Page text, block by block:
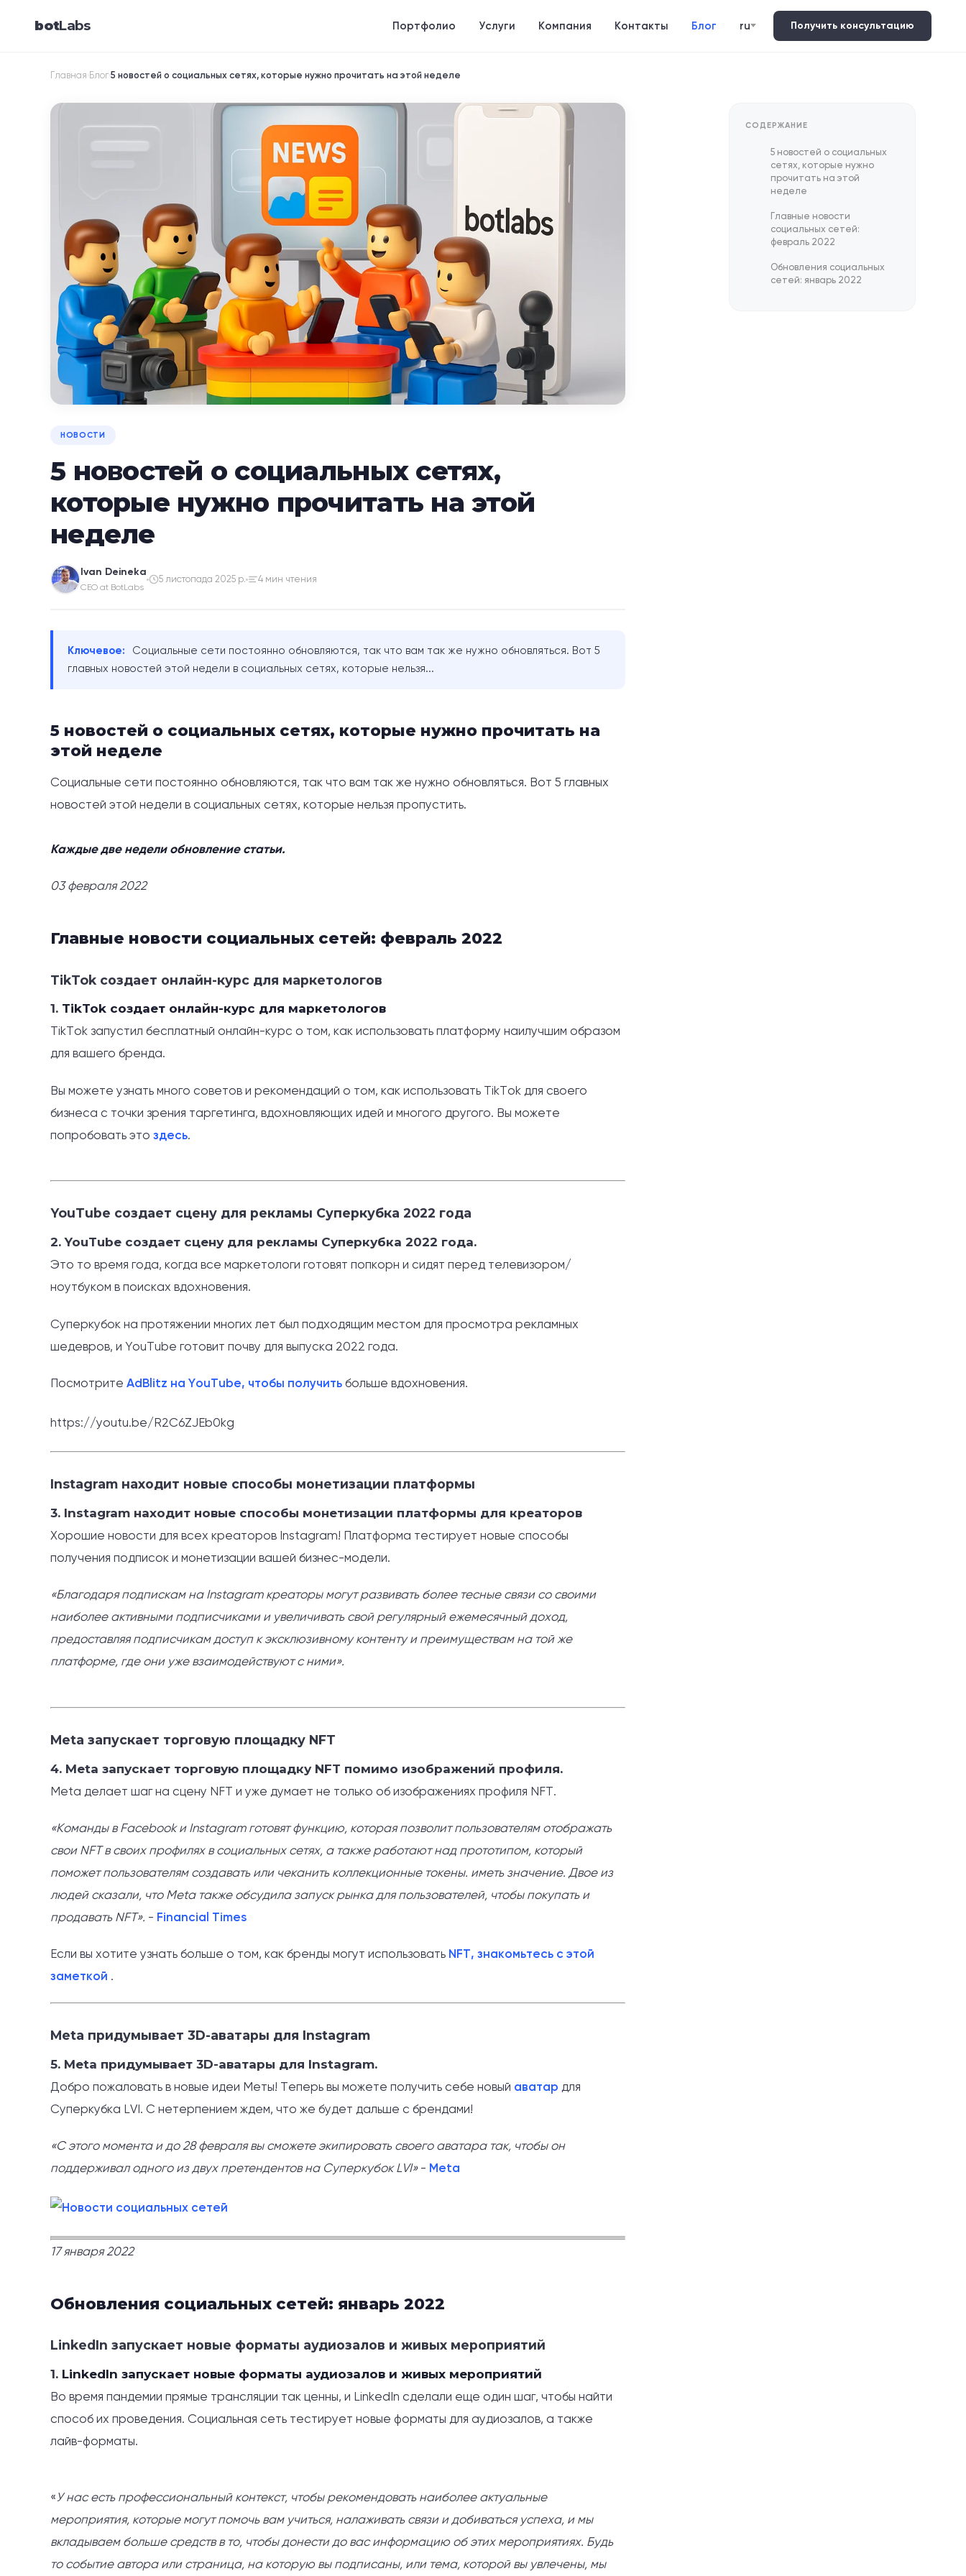
botLabs Портфолио Услуги Компания Контакты Блог ru Получить консультацию
Главная› Блог›5 новостей о социальных сетях, которые нужно прочитать на этой неделе
НОВОСТИ
5 новостей о социальных сетях,
которые нужно прочитать на этой
неделе
Ivan Deineka
CEO at BotLabs
5 листопада 2025 р. 4 мин чтения
Ключевое:
Социальные сети постоянно обновляются, так что вам так же нужно обновляться. Вот 5
главных новостей этой недели в социальных сетях, которые нельзя...
5 новостей о социальных сетях, которые нужно прочитать на
этой неделе
Социальные сети постоянно обновляются, так что вам так же нужно обновляться. Вот 5 главных
новостей этой недели в социальных сетях, которые нельзя пропустить.
Каждые две недели обновление статьи.
03 февраля 2022
Главные новости социальных сетей: февраль 2022
TikTok создает онлайн-курс для маркетологов
1. TikTok создает онлайн-курс для маркетологов
TikTok запустил бесплатный онлайн-курс о том, как использовать платформу наилучшим образом
для вашего бренда.
Вы можете узнать много советов и рекомендаций о том, как использовать TikTok для своего
бизнеса с точки зрения таргетинга, вдохновляющих идей и многого другого. Вы можете
попробовать это здесь.
YouTube создает сцену для рекламы Суперкубка 2022 года
2. YouTube создает сцену для рекламы Суперкубка 2022 года.
Это то время года, когда все маркетологи готовят попкорн и сидят перед телевизором/
ноутбуком в поисках вдохновения.
Суперкубок на протяжении многих лет был подходящим местом для просмотра рекламных
шедевров, и YouTube готовит почву для выпуска 2022 года.
Посмотрите AdBlitz на YouTube, чтобы получить больше вдохновения.
https://youtu.be/R2C6ZJEb0kg
Instagram находит новые способы монетизации платформы
3. Instagram находит новые способы монетизации платформы для креаторов
Хорошие новости для всех креаторов Instagram! Платформа тестирует новые способы
получения подписок и монетизации вашей бизнес-модели.
«Благодаря подпискам на Instagram креаторы могут развивать более тесные связи со своими
наиболее активными подписчиками и увеличивать свой регулярный ежемесячный доход,
предоставляя подписчикам доступ к эксклюзивному контенту и преимуществам на той же
платформе, где они уже взаимодействуют с ними».
Meta запускает торговую площадку NFT
4. Meta запускает торговую площадку NFT помимо изображений профиля.
Meta делает шаг на сцену NFT и уже думает не только об изображениях профиля NFT.
«Команды в Facebook и Instagram готовят функцию, которая позволит пользователям отображать
свои NFT в своих профилях в социальных сетях, а также работают над прототипом, который
поможет пользователям создавать или чеканить коллекционные токены. иметь значение. Двое из
людей сказали, что Meta также обсудила запуск рынка для пользователей, чтобы покупать и
продавать NFT». - Financial Times
Если вы хотите узнать больше о том, как бренды могут использовать NFT, знакомьтесь с этой
заметкой .
Meta придумывает 3D-аватары для Instagram
5. Meta придумывает 3D-аватары для Instagram.
Добро пожаловать в новые идеи Меты! Теперь вы можете получить себе новый аватар для
Суперкубка LVI. С нетерпением ждем, что же будет дальше с брендами!
«С этого момента и до 28 февраля вы сможете экипировать своего аватара так, чтобы он
поддерживал одного из двух претендентов на Суперкубок LVI»- Meta
17 января 2022
Обновления социальных сетей: январь 2022
LinkedIn запускает новые форматы аудиозалов и живых мероприятий
1. LinkedIn запускает новые форматы аудиозалов и живых мероприятий
Во время пандемии прямые трансляции так ценны, и LinkedIn сделали еще один шаг, чтобы найти
способ их проведения. Социальная сеть тестирует новые форматы для аудиозалов, а также
лайв-форматы.
«У нас есть профессиональный контекст, чтобы рекомендовать наиболее актуальные
мероприятия, которые могут помочь вам учиться, налаживать связи и добиваться успеха, и мы
вкладываем больше средств в то, чтобы донести до вас информацию об этих мероприятиях. Будь
то событие автора или страница, на которую вы подписаны, или тема, которой вы увлечены, мы
СОДЕРЖАНИЕ
5 новостей о социальных
сетях, которые нужно
прочитать на этой
неделе
Главные новости
социальных сетей:
февраль 2022
Обновления социальных
сетей: январь 2022